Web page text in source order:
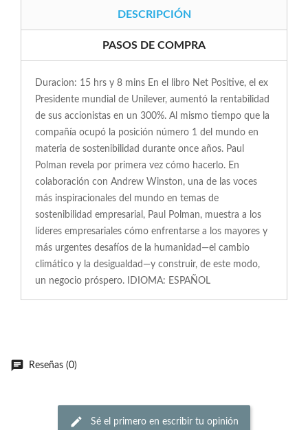
DESCRIPCIÓN
PASOS DE COMPRA
Duracion: 15 hrs y 8 mins En el libro Net Positive, el ex
Presidente mundial de Unilever, aumentó la rentabilidad
de sus accionistas en un 300%. Al mismo tiempo que la
compañía ocupó la posición número 1 del mundo en
materia de sostenibilidad durante once años. Paul
Polman revela por primera vez cómo hacerlo. En
colaboración con Andrew Winston, una de las voces
más inspiracionales del mundo en temas de
sostenibilidad empresarial, Paul Polman, muestra a los
líderes empresariales cómo enfrentarse a los mayores y
más urgentes desafíos de la humanidad—el cambio
climático y la desigualdad—y construir, de este modo,
un negocio próspero. IDIOMA: ESPAÑOL
Reseñas (0)
Sé el primero en escribir tu opinión